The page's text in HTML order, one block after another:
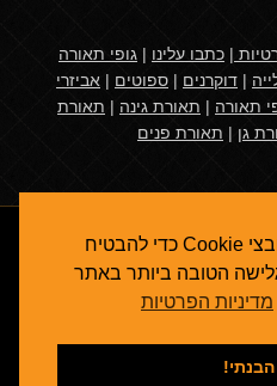
| כתבו עלינו | גופי תאורה
| דוקרנים | ספוטים | אביזרי
תאורה | תאורת גינה | תאורת
גן | תאורת פנים
אתר זה משתמש בקובצי Cookie כדי להבטיח
הטובה ביותר באתר
מדיניות הפרטיות
הבנתי!